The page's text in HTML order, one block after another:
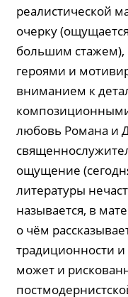
реалистической
очерку
большим
героями и
вниманием к
любовь Романа и
ощущение
литературы
называется, в
о чём
традиционности
может и